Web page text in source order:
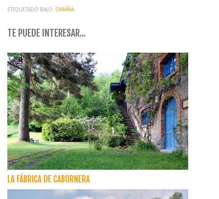
ETIQUETADO BAJO: OMAÑA
TE PUEDE INTERESAR...
LA FÁBRICA DE CABORNERA